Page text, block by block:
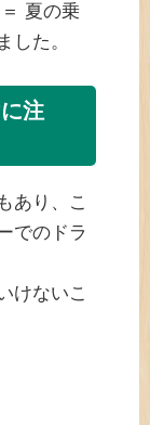
夏の乗
した。
注
あり、こ
でのドラ
けないこ